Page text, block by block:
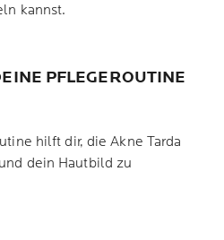
kannst.
PFLEGEROUTINE
hilft dir, die Akne Tarda
dein Hautbild zu